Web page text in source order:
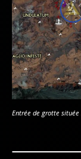
Entrée de grotte située